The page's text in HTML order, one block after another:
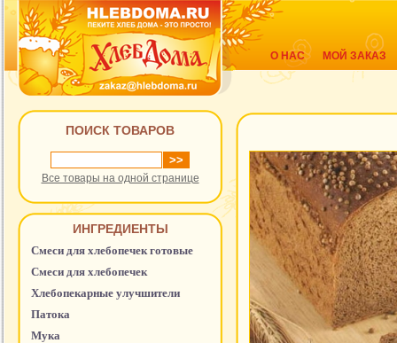
О НАС МОЙ ЗАКАЗ
ПОИСК ТОВАРОВ
Все товары на одной странице
ИНГРЕДИЕНТЫ
Смеси для хлебопечек готовые
Смеси для хлебопечек
Хлебопекарные улучшители
Патока
Мука